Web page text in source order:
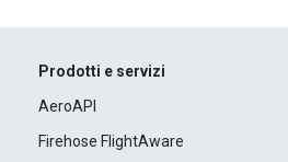
Prodotti e servizi
AeroAPI
Firehose FlightAware